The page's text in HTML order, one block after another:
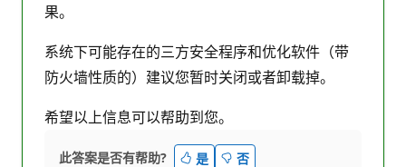
果。
系统下可能存在的三方安全程序和优化软件（带
防火墙性质的）建议您暂时关闭或者卸载掉。
希望以上信息可以帮助到您。
此答案是否有帮助? 是 否